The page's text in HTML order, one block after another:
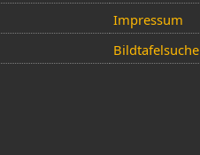
Impressum
Bildtafelsuche